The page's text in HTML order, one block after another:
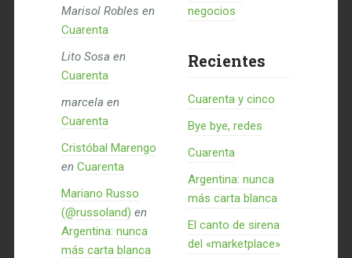
Marisol Robles en
Cuarenta
Lito Sosa en
Cuarenta
marcela en
Cuarenta
Cristóbal Marengo
en Cuarenta
Mariano Russo
(@russoland) en
Argentina: nunca
más carta blanca
negocios
Recientes
Cuarenta y cinco
Bye bye, redes
Cuarenta
Argentina: nunca
más carta blanca
El canto de sirena
del «marketplace»